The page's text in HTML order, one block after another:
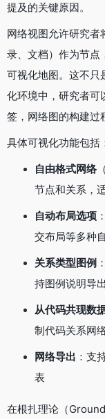
提及的关键原因。
网络视图允许研究者
录、文档）作为节点
可视化地图。这不
化环境中，研究者可
签，网络图的构建过
具体可视化功能包括
自由格式网络
节点和关系，
自动布局选项
交布局等多种
关系类型图例
持图例说明导出
从代码共现数
制代码关系网
网络导出 ：支
表
在根扎理论（